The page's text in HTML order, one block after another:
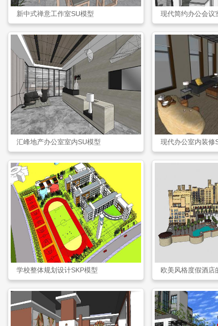
新中式禅意工作室SU模型 现代简约办公会议
汇峰地产办公室室内SU模型 现代办公室内装修
学校整体规划设计SKP模型 欧美风格度假酒店